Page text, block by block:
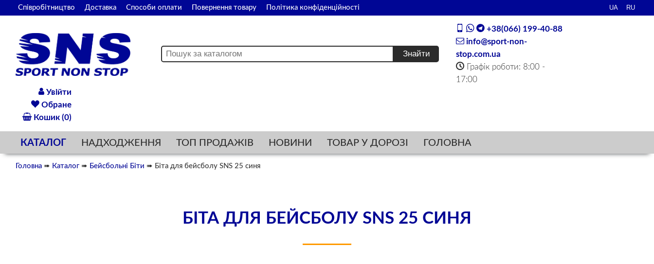
Співробітництво Доставка Способи оплати Повернення товару Політика конфіденційності
+38(066) 199-40-88
info@sport-non-
stop.com.ua
Графік роботи: 8:00 -
17:00
Увійти
Обране
Кошик (0)
КАТАЛОГ НАДХОДЖЕННЯ ТОП ПРОДАЖІВ НОВИНИ ТОВАР У ДОРОЗІ ГОЛОВНА
Головна ➠ Каталог ➠ Бейсбольні Біти ➠ Біта для бейсболу SNS 25 синя
БІТА ДЛЯ БЕЙСБОЛУ SNS 25 СИНЯ